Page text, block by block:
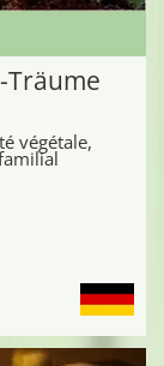
végétale,